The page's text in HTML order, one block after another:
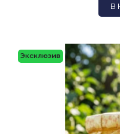
В
Эксклюзив